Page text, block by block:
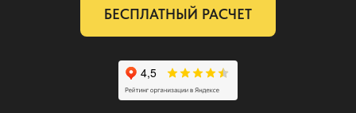
БЕСПЛАТНЫЙ РАСЧЕТ